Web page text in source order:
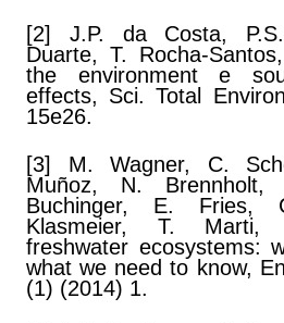
[2] J.P. da Costa,
Duarte, T. Rocha-
the environment e
effects, Sci. Total
15e26.
[3] M. Wagner, C.
Muñoz, N.
Buchinger, E. Fries,
Klasmeier, T. Marti,
freshwater ecosystems:
what we need to know,
(1) (2014) 1.